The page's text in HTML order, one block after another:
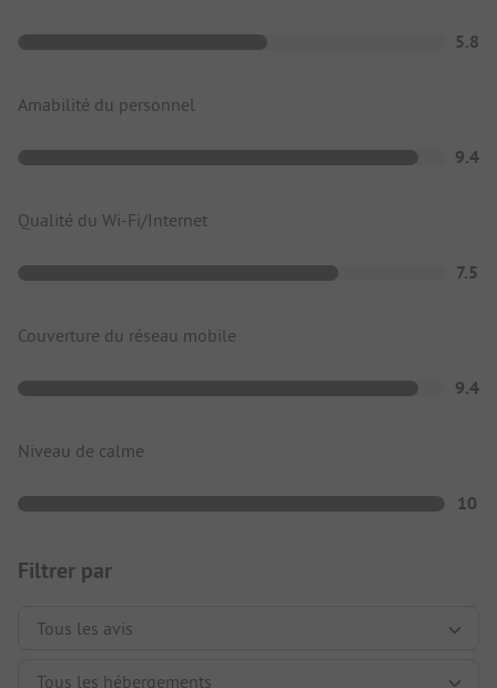
5.8
Amabilité du personnel
9.4
Qualité du Wi-Fi/Internet
7.5
Couverture du réseau mobile
9.4
Niveau de calme
10
Filtrer par